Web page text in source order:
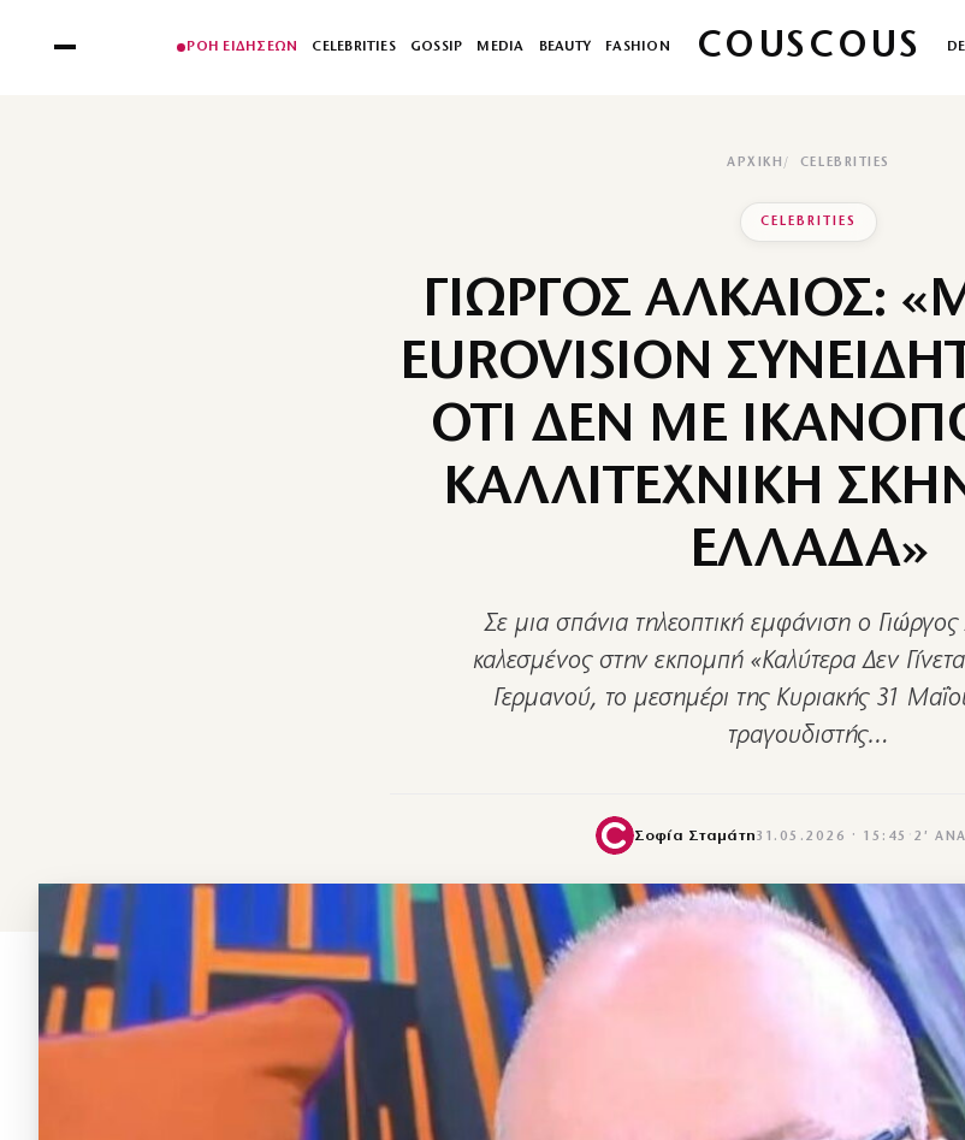
ΡΟΗ ΕΙΔΗΣΕΩΝ CELEBRITIES GOSSIP MEDIA BEAUTY FASHION COUSCOUS
ΑΡΧΙΚΉ CELEBRITIES
CELEBRITIES
ΓΙΩΡΓΟΣ ΑΛΚΑΙΟΣ:
EUROVISION
ΟΤΙ ΔΕΝ ΜΕ
ΚΑΛΛΙΤΕΧΝΙΚΗ
ΕΛΛΑΔΑ»
Σε μια σπάνια τηλεοπτική εμφάνιση ο Γιώργος
καλεσμένος στην εκπομπή «Καλύτερα Δεν
Γερμανού, το μεσημέρι της Κυριακής 31
τραγουδιστής…
Σοφία Σταμάτη31.05.2026 · 15:45 · 2′